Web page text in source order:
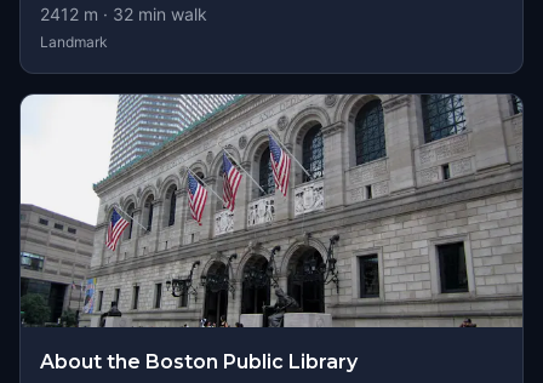
2412 m · 32 min walk
Landmark
About the Boston Public Library